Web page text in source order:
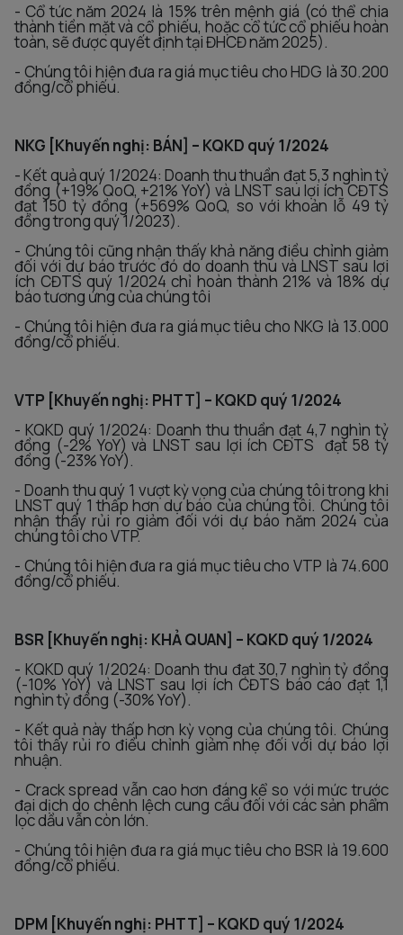
- Cổ tức năm 2024 là 15% trên mệnh giá (có thể chia
thành tiền mặt và cổ phiếu, hoặc cổ tức cổ phiếu hoàn
toàn, sẽ được quyết định tại ĐHCĐ năm 2025).
- Chúng tôi hiện đưa ra giá mục tiêu cho HDG là 30.200
đồng/cổ phiếu.
NKG [Khuyến nghị: BÁN] – KQKD quý 1/2024
- Kết quả quý 1/2024: Doanh thu thuần đạt 5,3 nghìn tỷ
đồng (+19% QoQ, +21% YoY) và LNST sau lợi ích CĐTS
đạt 150 tỷ đồng (+569% QoQ, so với khoản lỗ 49 tỷ
đồng trong quý 1/2023).
- Chúng tôi cũng nhận thấy khả năng điều chỉnh giảm
đối với dự báo trước đó do doanh thu và LNST sau lợi
ích CĐTS quý 1/2024 chỉ hoàn thành 21% và 18% dự
báo tương ứng của chúng tôi
- Chúng tôi hiện đưa ra giá mục tiêu cho NKG là 13.000
đồng/cổ phiếu.
VTP [Khuyến nghị: PHTT] – KQKD quý 1/2024
- KQKD quý 1/2024: Doanh thu thuần đạt 4,7 nghìn tỷ
đồng (-2% YoY) và LNST sau lợi ích CĐTS đạt 58 tỷ
đồng (-23% YoY).
- Doanh thu quý 1 vượt kỳ vọng của chúng tôi trong khi
LNST quý 1 thấp hơn dự báo của chúng tôi. Chúng tôi
nhận thấy rủi ro giảm đối với dự báo năm 2024 của
chúng tôi cho VTP.
- Chúng tôi hiện đưa ra giá mục tiêu cho VTP là 74.600
đồng/cổ phiếu.
BSR [Khuyến nghị: KHẢ QUAN] – KQKD quý 1/2024
- KQKD quý 1/2024: Doanh thu đạt 30,7 nghìn tỷ đồng
(-10% YoY) và LNST sau lợi ích CĐTS báo cáo đạt 1,1
nghìn tỷ đồng (-30% YoY).
- Kết quả này thấp hơn kỳ vọng của chúng tôi. Chúng
tôi thấy rủi ro điều chỉnh giảm nhẹ đối với dự báo lợi
nhuận.
- Crack spread vẫn cao hơn đáng kể so với mức trước
đại dịch do chênh lệch cung cầu đối với các sản phẩm
lọc dầu vẫn còn lớn.
- Chúng tôi hiện đưa ra giá mục tiêu cho BSR là 19.600
đồng/cổ phiếu.
DPM [Khuyến nghị: PHTT] – KQKD quý 1/2024